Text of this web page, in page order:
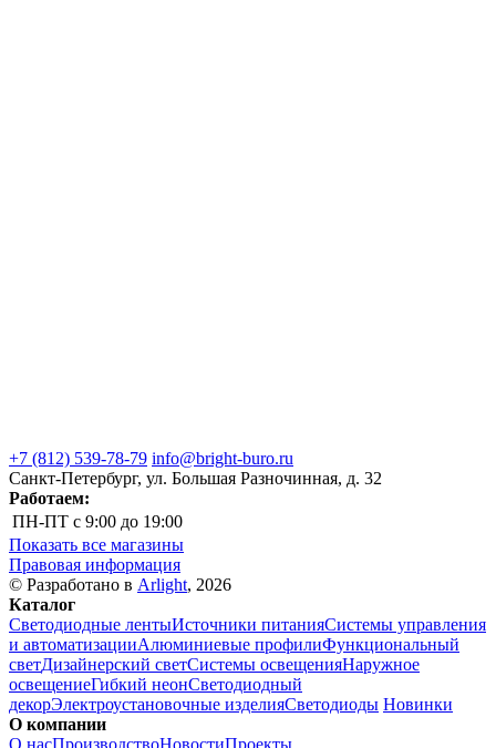
+7 (812) 539-78-79 info@bright-buro.ru
Санкт-Петербург, ул. Большая Разночинная, д. 32
Работаем:
ПН-ПТ с 9:00 до 19:00
Показать все магазины
Правовая информация
© Разработано в Arlight, 2026
Каталог
Светодиодные лентыИсточники питанияСистемы управления
и автоматизацииАлюминиевые профилиФункциональный
светДизайнерский светСистемы освещенияНаружное
освещениеГибкий неонСветодиодный
декорЭлектроустановочные изделияСветодиоды Новинки
О компании
О насПроизводствоНовостиПроекты